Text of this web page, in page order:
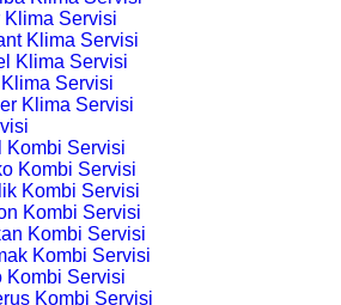
Klima Servisi
Klima Servisi
Klima Servisi
Servisi
Klima Servisi
Kombi Servisi
Kombi Servisi
Kombi Servisi
Kombi Servisi
Kombi Servisi
Kombi Servisi
Kombi Servisi
Kombi Servisi